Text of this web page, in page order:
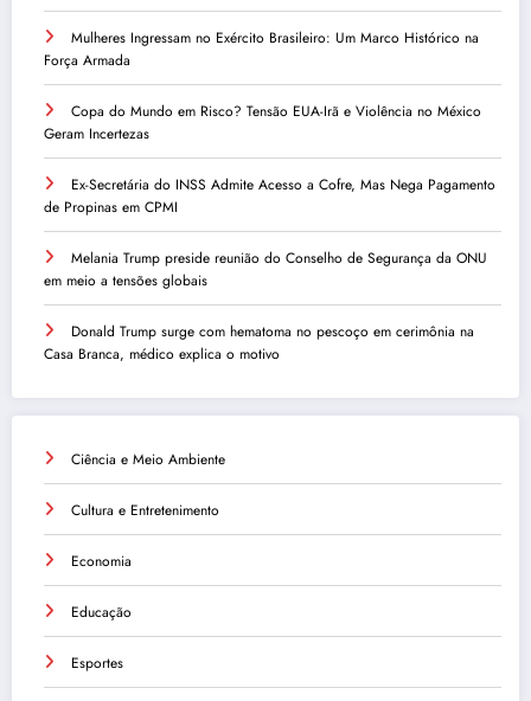
Mulheres Ingressam no Exército Brasileiro: Um Marco Histórico na
Força Armada
Copa do Mundo em Risco? Tensão EUA-Irã e Violência no México
Geram Incertezas
Ex-Secretária do INSS Admite Acesso a Cofre, Mas Nega Pagamento
de Propinas em CPMI
Melania Trump preside reunião do Conselho de Segurança da ONU
em meio a tensões globais
Donald Trump surge com hematoma no pescoço em cerimônia na
Casa Branca, médico explica o motivo
Ciência e Meio Ambiente
Cultura e Entretenimento
Economia
Educação
Esportes